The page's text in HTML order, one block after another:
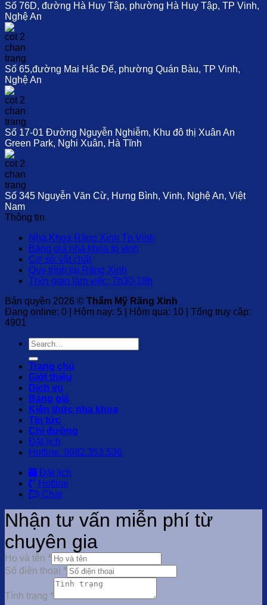
Số 76D, đường Hà Huy Tập, phường Hà Huy Tập, TP Vinh,
Nghệ An
Số 65,đường Mai Hắc Đế, phường Quán Bàu, TP Vinh,
Nghệ An
Số 17-01 Đường Nguyễn Nghiễm, Khu đô thị Xuân An
Green Park, Nghi Xuân, Hà Tĩnh
Số 345 Nguyễn Văn Cừ, Hưng Bình, Vinh, Nghệ An, Việt
Nam
Thông tin
Nha Khoa Răng Xinh Tp Vinh
Bảng giá nha khoa tp vinh
Cơ sở vật chất
Quy trình tại Răng Xinh
Thời gian làm việc: 7h30-18h
Bản quyền 2026 © Thẩm Mỹ Răng Xinh
Đang online: 0 | Hôm nay: 5 | Hôm qua: 10 | Tổng truy cập:
4901
Trang chủ
Giới thiệu
Dịch vụ
Bảng giá
Kiến thức nha khoa
Tin tức
Chỉ đường
Đặt lịch
Hotline: 0982.353.536
Đặt lịch
Hotline
Chat
Nhận tư vấn miễn phí từ
chuyên gia
Họ và tên *
Số điện thoại *
Tình trạng *